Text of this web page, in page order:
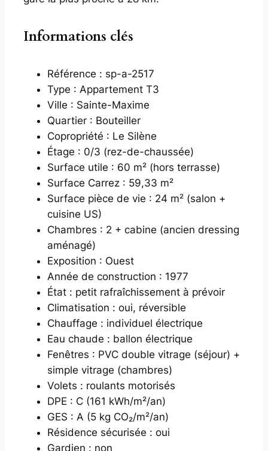
Informations clés
Référence : sp-a-2517
Type : Appartement T3
Ville : Sainte-Maxime
Quartier : Bouteiller
Copropriété : Le Silène
Étage : 0/3 (rez-de-chaussée)
Surface utile : 60 m² (hors terrasse)
Surface Carrez : 59,33 m²
Surface pièce de vie : 24 m² (salon +
cuisine US)
Chambres : 2 + cabine (ancien dressing
aménagé)
Exposition : Ouest
Année de construction : 1977
État : petit rafraîchissement à prévoir
Climatisation : oui, réversible
Chauffage : individuel électrique
Eau chaude : ballon électrique
Fenêtres : PVC double vitrage (séjour) +
simple vitrage (chambres)
Volets : roulants motorisés
DPE : C (161 kWh/m²/an)
GES : A (5 kg CO₂/m²/an)
Résidence sécurisée : oui
Gardien : non